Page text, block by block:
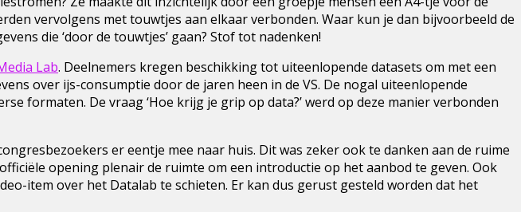
vervolgens met touwtjes aan elkaar verbonden. Waar kun je dan bijvoorbeeld de
die ‘door de touwtjes’ gaan? Stof tot nadenken!
Lab. Deelnemers kregen beschikking tot uiteenlopende datasets om met een
over ijs-consumptie door de jaren heen in de VS. De nogal uiteenlopende
formaten. De vraag ‘Hoe krijg je grip op data?’ werd op deze manier verbonden
er eentje mee naar huis. Dit was zeker ook te danken aan de ruime
opening plenair de ruimte om een introductie op het aanbod te geven. Ook
item over het Datalab te schieten. Er kan dus gerust gesteld worden dat het